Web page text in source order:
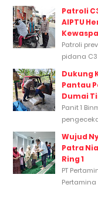
Patroli
AIPTU
Patroli
pidana
Dukung
Pantau
Dumai
Panit 1
Wujud
Patra
Ring 1
PT